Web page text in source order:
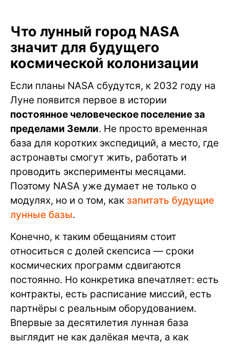
Что лунный город NASA
значит для будущего
космической колонизации
Если планы NASA сбудутся, к 2032 году на
Луне появится первое в истории
постоянное человеческое поселение за
пределами Земли. Не просто временная
база для коротких экспедиций, а место, где
астронавты смогут жить, работать и
проводить эксперименты месяцами.
Поэтому NASA уже думает не только о
модулях, но и о том, как запитать будущие
лунные базы.
Конечно, к таким обещаниям стоит
относиться с долей скепсиса — сроки
космических программ сдвигаются
постоянно. Но конкретика впечатляет: есть
контракты, есть расписание миссий, есть
партнёры с реальным оборудованием.
Впервые за десятилетия лунная база
выглядит не как далёкая мечта, а как